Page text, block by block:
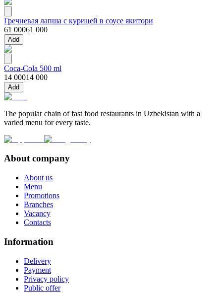
Гречневая лапша с курицей в соусе якитори
61 00061 000
Add
Coca-Cola 500 ml
14 00014 000
Add
The popular chain of fast food restaurants in Uzbekistan with a
varied menu for every taste.
About company
About us
Menu
Promotions
Branches
Vacancy
Contacts
Information
Delivery
Payment
Privacy policy
Public offer